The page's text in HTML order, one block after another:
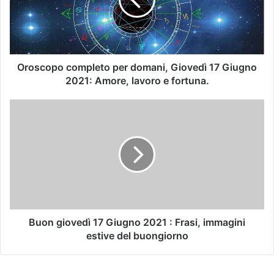
Oroscopo completo per domani, Giovedì 17 Giugno
2021: Amore, lavoro e fortuna.
Buon giovedì 17 Giugno 2021 : Frasi, immagini
estive del buongiorno